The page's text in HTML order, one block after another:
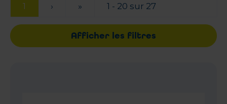
1 › » 1 - 20 sur 27
Afficher les filtres